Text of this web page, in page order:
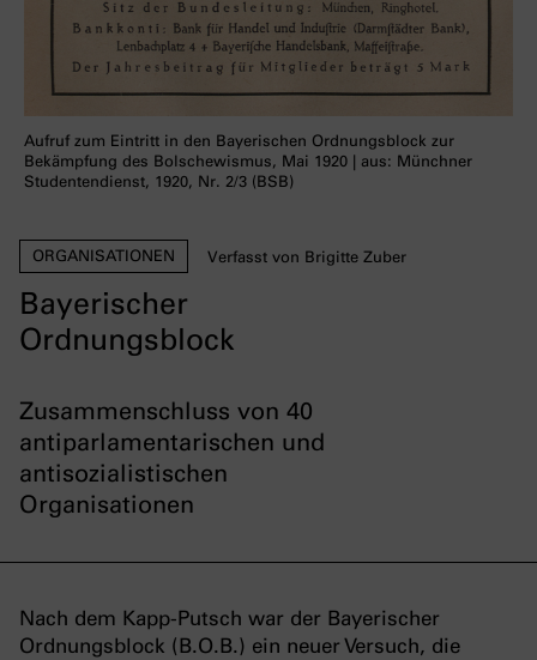
Bayerischer
Ordnungsblock
ORGANISATIONEN Verfasst von Brigitte Zuber
Zusammenschluss von 40
antiparlamentarischen und
antisozialistischen
Organisationen
Aufruf zum Eintritt in den Bayerischen Ordnungsblock zur
Bekämpfung des Bolschewismus, Mai 1920 | aus: Münchner
Studentendienst, 1920, Nr. 2/3 (BSB)
Nach dem Kapp-Putsch war der Bayerischer
Ordnungsblock (B.O.B.) ein neuer Versuch, die